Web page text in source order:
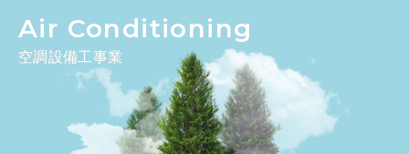
Air Conditioning
空調設備工事業